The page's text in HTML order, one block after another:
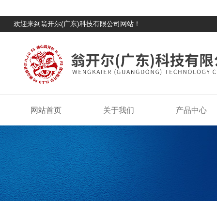
欢迎来到翁开尔(广东)科技有限公司网站！
网站首页 关于我们 产品中心